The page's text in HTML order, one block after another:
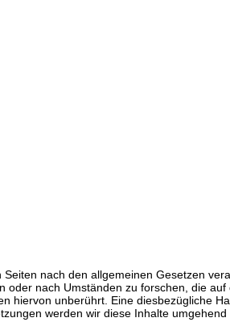
nach den allgemeinen Gesetzen
nach Umständen zu forschen, die
hiervon unberührt. Eine diesbezügliche
werden wir diese Inhalte umgehend